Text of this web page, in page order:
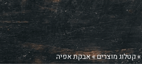
»קטלוג מוצרים»אבקת אפיה